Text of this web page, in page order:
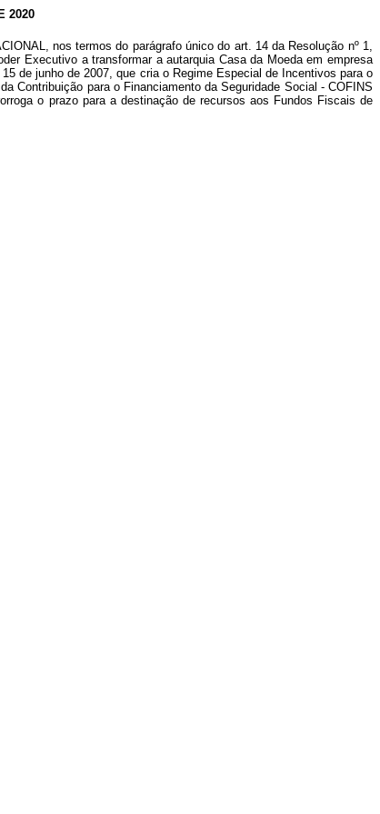
2020
nos termos do parágrafo único do art. 14 da Resolução nº 1,
Executivo a transformar a autarquia Casa da Moeda em empresa
de junho de 2007, que cria o Regime Especial de Incentivos para o
Contribuição para o Financiamento da Seguridade Social - COFINS
o prazo para a destinação de recursos aos Fundos Fiscais de